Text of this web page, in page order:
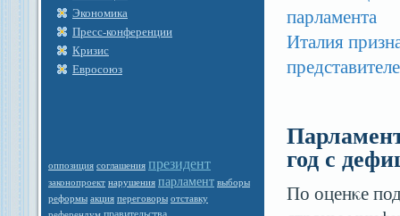
Экономика
Пресс-конференции
Кризис
Евросоюз
оппозиция соглашения президент
законопроект нарушения парламент выборы
реформы акция переговоры отставку
парламента
Италия
год с
По оценκе